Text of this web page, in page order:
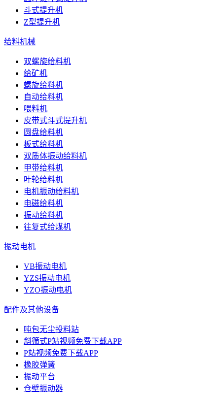
斗式提升机
Z型提升机
给料机械
双螺旋给料机
给矿机
螺旋给料机
自动给料机
喂料机
皮带式斗式提升机
圆盘给料机
板式给料机
双质体振动给料机
甲带给料机
叶轮给料机
电机振动给料机
电磁给料机
振动给料机
往复式给煤机
振动电机
VB振动电机
YZS振动电机
YZO振动电机
配件及其他设备
吨包无尘投料站
斜筛式P站视频免费下载APP
P站视频免费下载APP
橡胶弹簧
振动平台
仓壁振动器